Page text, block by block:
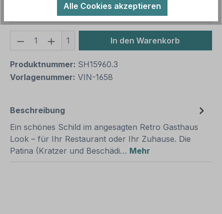
abweichende Endpreise möglich.
Produkt Anzahl: Gib den
1 In den Warenkorb
Produktnummer: SH15960.3
Vorlagenummer: VIN-1658
Beschreibung
Ein schönes Schild im angesagten Retro Gasthaus
Look – für Ihr Restaurant oder Ihr Zuhause. Die
Patina (Kratzer und Beschädi… Mehr
Alle Cookies akzeptieren